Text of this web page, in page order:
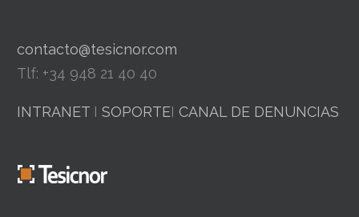
contacto@tesicnor.com
Tlf: +34 948 21 40 40
INTRANET I SOPORTEI CANAL DE DENUNCIAS